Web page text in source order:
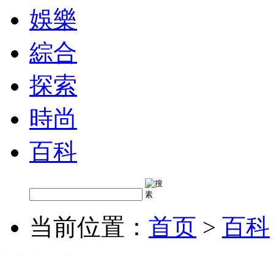
娛樂
綜合
探索
時尚
百科
当前位置： 首页 > 百科